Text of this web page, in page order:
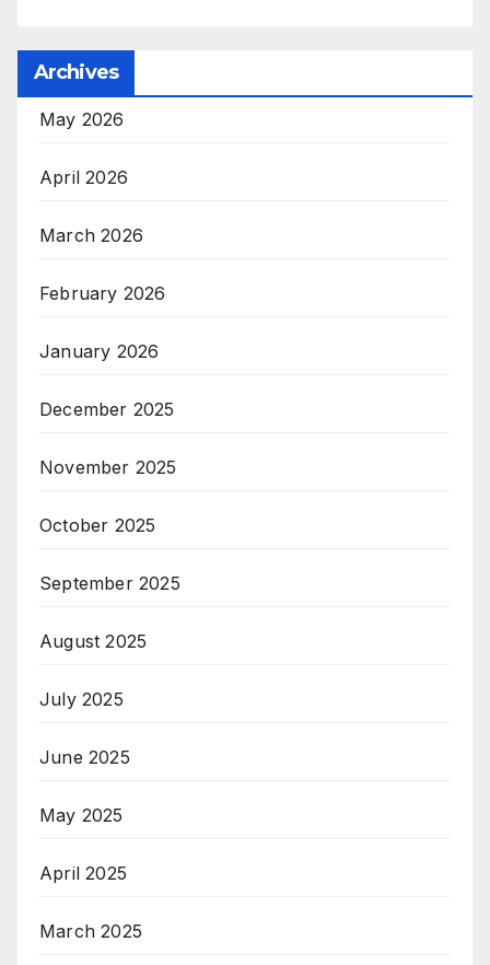
Archives
May 2026
April 2026
March 2026
February 2026
January 2026
December 2025
November 2025
October 2025
September 2025
August 2025
July 2025
June 2025
May 2025
April 2025
March 2025